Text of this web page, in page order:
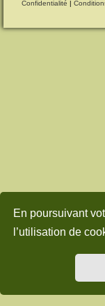
En poursuivant
l’utilisation de
Confidentialité |